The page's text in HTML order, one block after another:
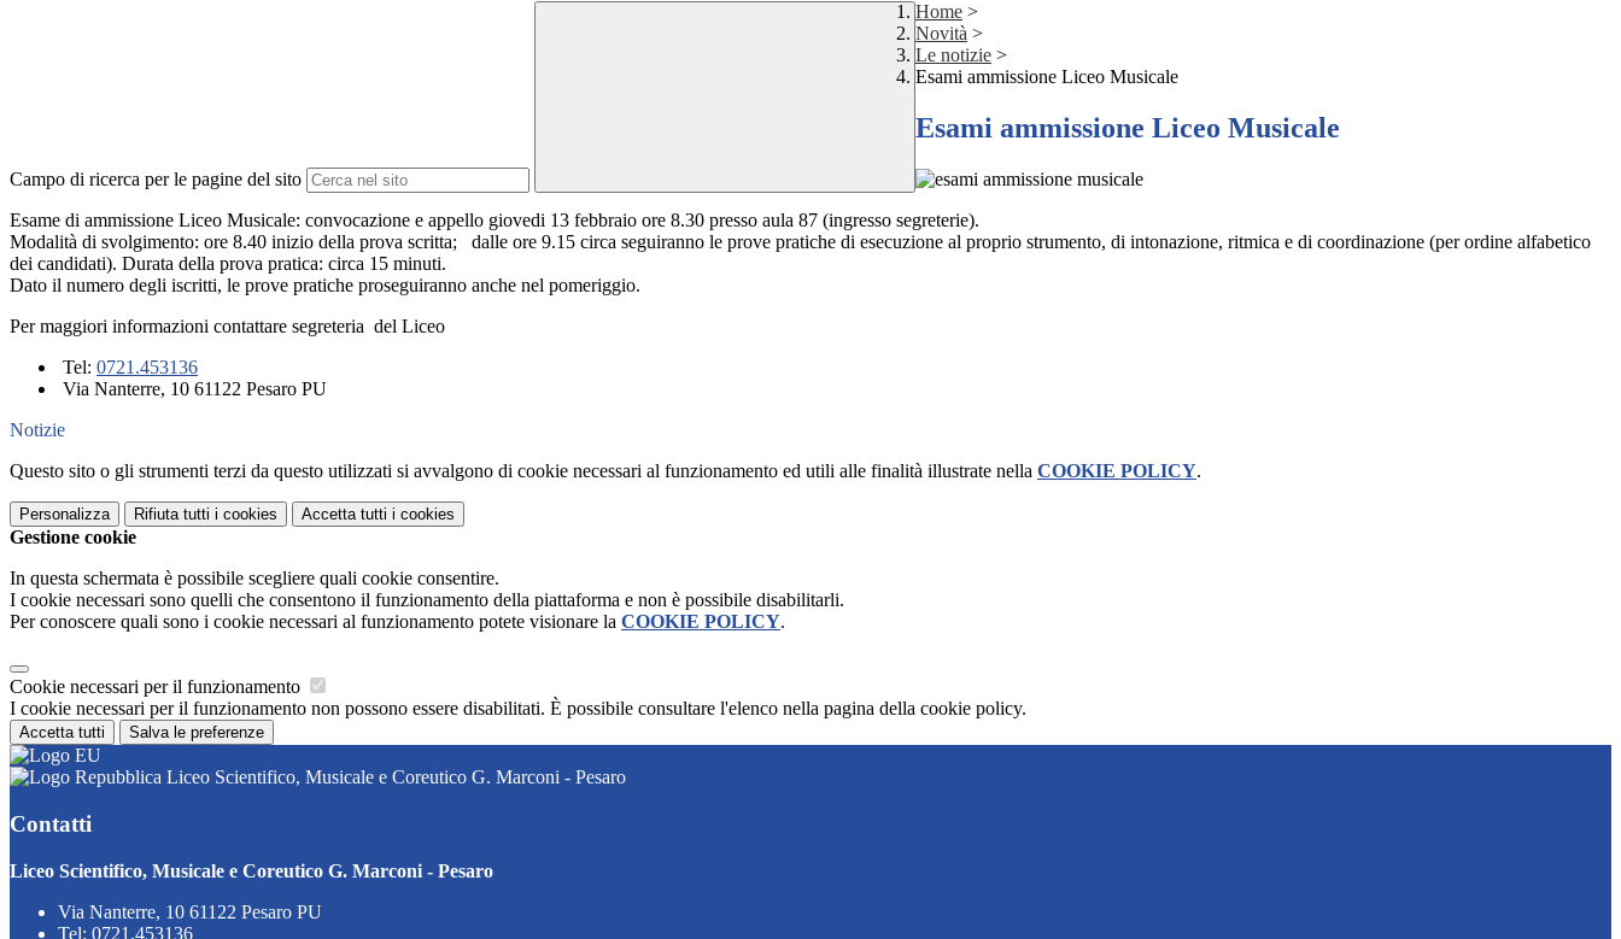
Campo di ricerca per le pagine del sito
Home >
Novità >
Le notizie >
Esami ammissione Liceo Musicale
Esami ammissione Liceo Musicale
Esame di ammissione Liceo Musicale: convocazione e appello giovedi 13 febbraio ore 8.30 presso aula 87 (ingresso segreterie).
Modalità di svolgimento: ore 8.40 inizio della prova scritta; dalle ore 9.15 circa seguiranno le prove pratiche di esecuzione al proprio strumento, di intonazione, ritmica e di coordinazione (per ordine alfabetico
dei candidati). Durata della prova pratica: circa 15 minuti.
Dato il numero degli iscritti, le prove pratiche proseguiranno anche nel pomeriggio.
Per maggiori informazioni contattare segreteria del Liceo
Tel: 0721.453136
Via Nanterre, 10 61122 Pesaro PU
Notizie
Questo sito o gli strumenti terzi da questo utilizzati si avvalgono di cookie necessari al funzionamento ed utili alle finalità illustrate nella COOKIE POLICY.
Personalizza Rifiuta tutti i cookies Accetta tutti i cookies
Gestione cookie
In questa schermata è possibile scegliere quali cookie consentire.
I cookie necessari sono quelli che consentono il funzionamento della piattaforma e non è possibile disabilitarli.
Per conoscere quali sono i cookie necessari al funzionamento potete visionare la COOKIE POLICY.
Cookie necessari per il funzionamento
I cookie necessari per il funzionamento non possono essere disabilitati. È possibile consultare l'elenco nella pagina della cookie policy.
Accetta tutti Salva le preferenze
Liceo Scientifico, Musicale e Coreutico G. Marconi - Pesaro
Contatti
Liceo Scientifico, Musicale e Coreutico G. Marconi - Pesaro
Via Nanterre, 10 61122 Pesaro PU
Tel: 0721.453136